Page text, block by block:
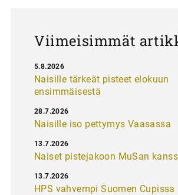
Viimeisimmät
Naisille tärkeät pisteet elokuun
ensimmäisestä
5.8.2026
Naisille iso pettymys Vaasassa
28.7.2026
Naiset pistejakoon MuSan
13.7.2026
HPS vahvempi Suomen Cupissa
13.7.2026